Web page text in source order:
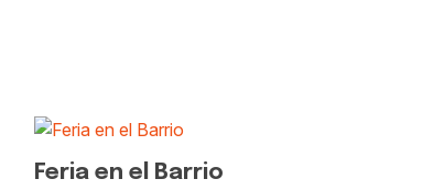
Feria en el Barrio